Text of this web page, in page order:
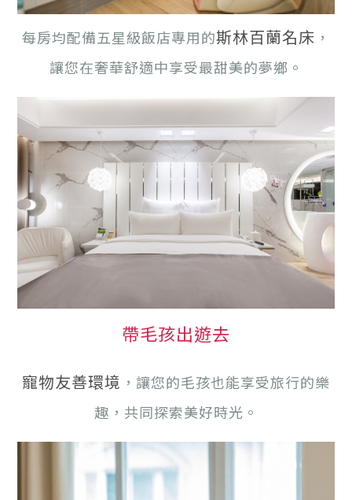
每房均配備五星級飯店專用的斯林百蘭名床 ，
讓您在奢華舒適中享受最甜美的夢鄉。
帶毛孩出遊去
寵物友善環境 ，讓您的毛孩也能享受旅行的樂
趣，共同探索美好時光。